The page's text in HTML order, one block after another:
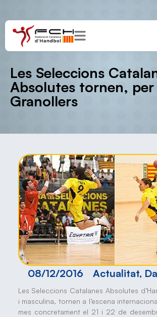
Les Seleccions
Absolutes tornen, per
Granollers
08/12/2016 Actualitat,
Les Seleccions Catalanes Absolutes
i masculina, tornen a l’escena
mes concretament el 21 i 22 de